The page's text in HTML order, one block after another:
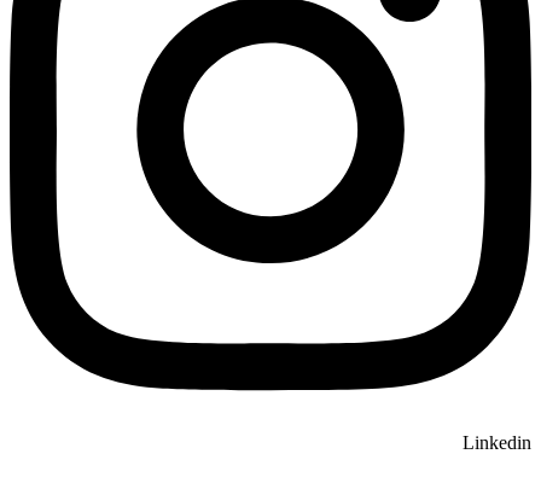
Linkedin